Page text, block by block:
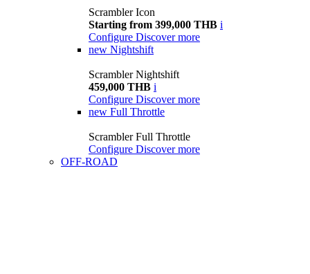
Scrambler Icon
Starting from 399,000 THB i
Configure Discover more
new Nightshift
Scrambler Nightshift
459,000 THB i
Configure Discover more
new Full Throttle
Scrambler Full Throttle
Configure Discover more
OFF-ROAD